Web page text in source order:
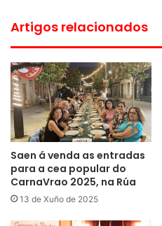
Artigos relacionados
Saen á venda as entradas
para a cea popular do
CarnaVrao 2025, na Rúa
13 de Xuño de 2025